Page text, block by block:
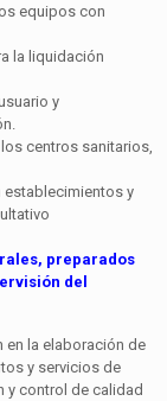
equipos con
la liquidación
y
centros sanitarios,
es­tablecimientos y
prepa­rados
del
en la elaboración de
y servicios de
y control de calidad